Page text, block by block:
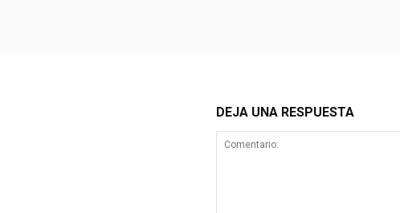
DEJA UNA RESPUESTA